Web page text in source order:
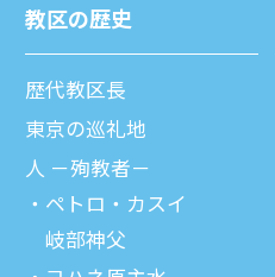
教区の歴史
歴代教区⻑
東京の巡礼地
⼈ －殉教者－
ペトロ・カスイ
岐部神父